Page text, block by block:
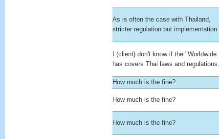
As is often the case with Thailand,
stricter regulation but
I (client) don't know if the
has covers Thai laws and regulations.
How much is the fine?
How much is the fine?
How much is the fine?